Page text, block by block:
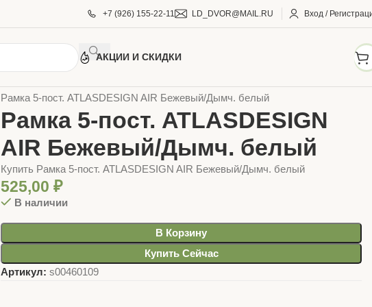
+7 (926) 155-22-11 LD_DVOR@MAIL.RU Вход /
АКЦИИ И СКИДКИ
Рамка 5-пост. ATLASDESIGN AIR Бежевый/Дымч. белый
Рамка 5-пост. ATLASDESIGN
AIR Бежевый/Дымч. белый
Купить Рамка 5-пост. ATLASDESIGN AIR Бежевый/Дымч. белый
525,00₽
В наличии
В Корзину
Купить Сейчас
Артикул:s00460109